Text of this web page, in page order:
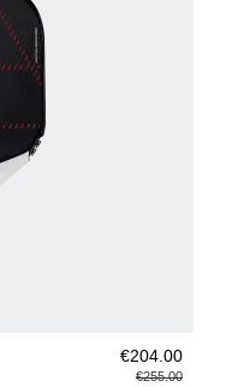
€204.00
€255.00